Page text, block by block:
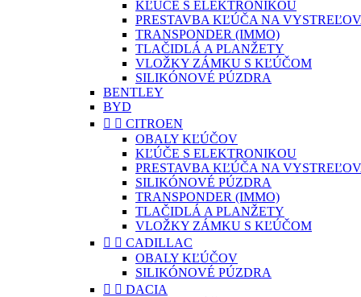
KĽÚČE S ELEKTRONIKOU
PRESTAVBA KĽÚČA NA
TRANSPONDER (IMMO)
TLAČIDLÁ A PLANŽETY
VLOŽKY ZÁMKU S KĽÚČOM
SILIKÓNOVÉ PÚZDRA
BENTLEY
BYD
  CITROEN
OBALY KĽÚČOV
KĽÚČE S ELEKTRONIKOU
PRESTAVBA KĽÚČA NA
SILIKÓNOVÉ PÚZDRA
TRANSPONDER (IMMO)
TLAČIDLÁ A PLANŽETY
VLOŽKY ZÁMKU S KĽÚČOM
  CADILLAC
OBALY KĽÚČOV
SILIKÓNOVÉ PÚZDRA
  DACIA